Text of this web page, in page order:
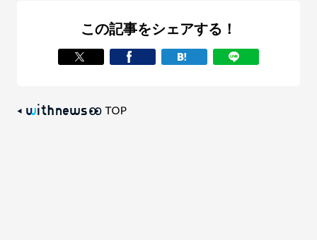
この記事をシェアする！